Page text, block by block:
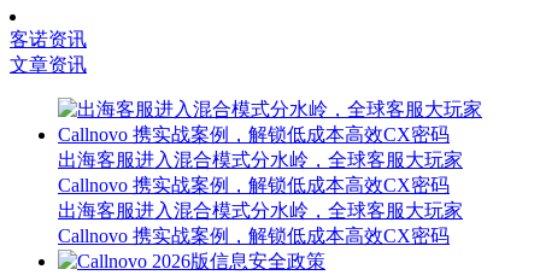
客诺资讯
文章资讯
出海客服进入混合模式分水岭，全球客服大玩家
Callnovo 携实战案例，解锁低成本高效CX密码
出海客服进入混合模式分水岭，全球客服大玩家
Callnovo 携实战案例，解锁低成本高效CX密码